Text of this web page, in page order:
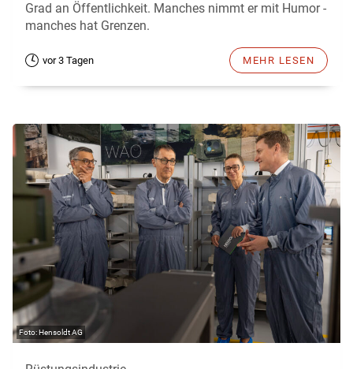
Grad an Öffentlichkeit. Manches nimmt er mit Humor -
manches hat Grenzen.
vor 3 Tagen MEHR LESEN
Hensoldt AG